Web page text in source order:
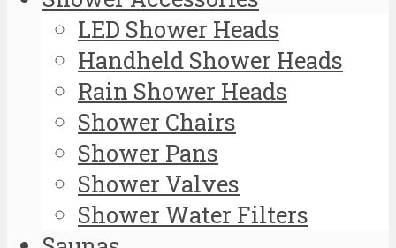
LED Shower Heads
Handheld Shower Heads
Rain Shower Heads
Shower Chairs
Shower Pans
Shower Valves
Shower Water Filters